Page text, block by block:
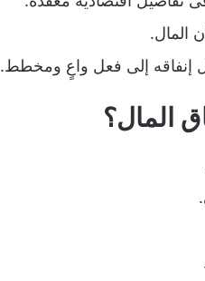
المال.
إنفاقه إلى فعل واعٍ ومخطط.
المال؟